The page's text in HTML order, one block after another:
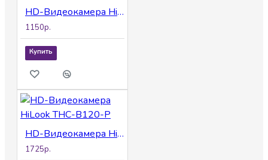
HD-Видеокамера HiLook THC-B110-P (B)
1150р.
Купить
HD-Видеокамера HiLook THC-B120-P
1725р.